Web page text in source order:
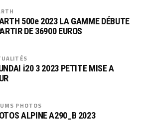
500e 2023 LA GAMME DÉBUTE
DE 36900 EUROS
i20 3 2023 PETITE MISE A
PHOTOS
ALPINE A290_B 2023